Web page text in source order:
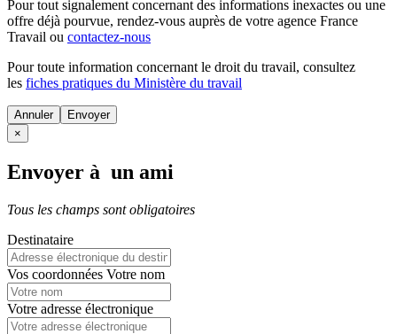
Pour tout signalement concernant des informations inexactes ou une
offre déjà pourvue, rendez-vous auprès de votre agence France
Travail ou contactez-nous
Pour toute information concernant le droit du travail, consultez
les fiches pratiques du Ministère du travail
Annuler
×
Envoyer à un ami
Tous les champs sont obligatoires
Destinataire
Vos coordonnées Votre nom
Votre adresse électronique